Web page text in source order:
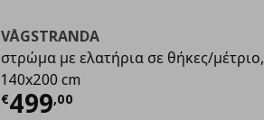
VÅGSTRANDA
στρώμα με ελατήρια σε θήκες/μέτριο,
140x200 cm
€499,00
Τρέχουσα τιμή